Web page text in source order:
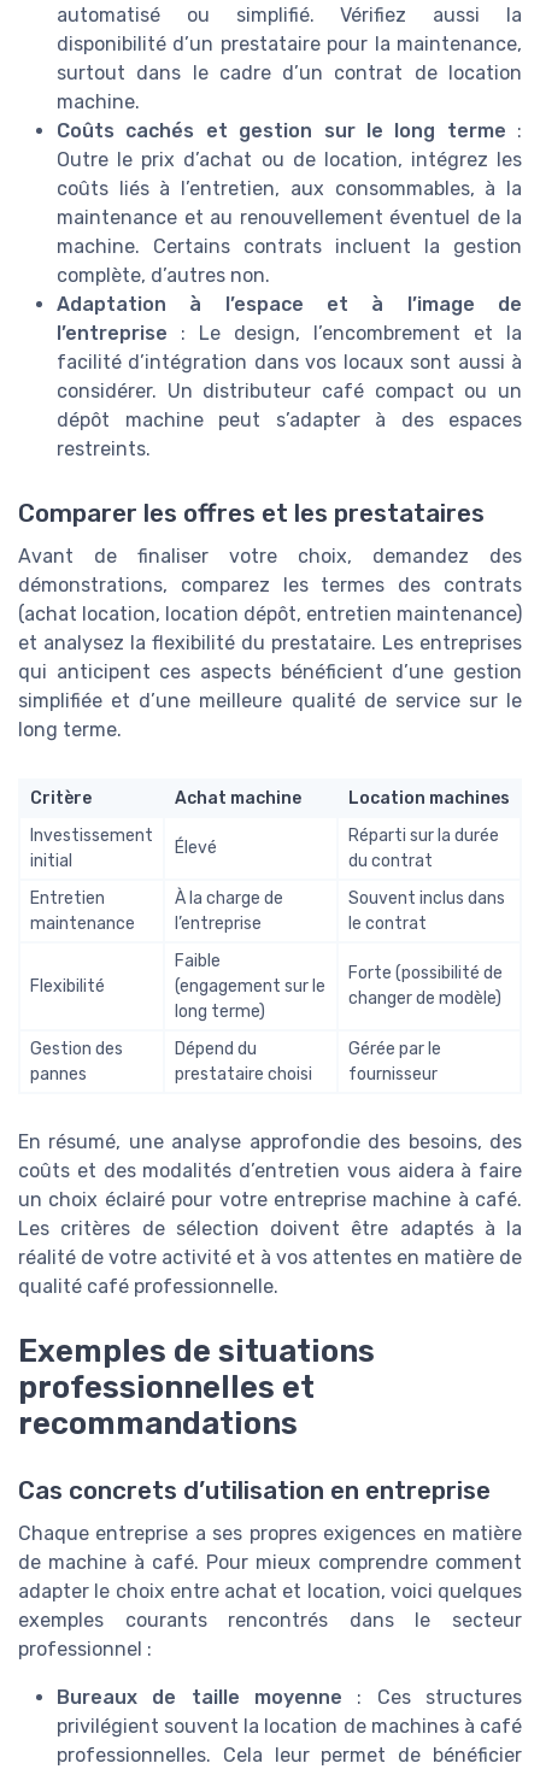
automatisé ou simplifié. Vérifiez aussi la
disponibilité d’un prestataire pour la maintenance,
surtout dans le cadre d’un contrat de location
machine.
Coûts cachés et gestion sur le long terme :
Outre le prix d’achat ou de location, intégrez les
coûts liés à l’entretien, aux consommables, à la
maintenance et au renouvellement éventuel de la
machine. Certains contrats incluent la gestion
complète, d’autres non.
Adaptation à l’espace et à l’image de
l’entreprise : Le design, l’encombrement et la
facilité d’intégration dans vos locaux sont aussi à
considérer. Un distributeur café compact ou un
dépôt machine peut s’adapter à des espaces
restreints.
Comparer les offres et les prestataires
Avant de finaliser votre choix, demandez des
démonstrations, comparez les termes des contrats
(achat location, location dépôt, entretien maintenance)
et analysez la flexibilité du prestataire. Les entreprises
qui anticipent ces aspects bénéficient d’une gestion
simplifiée et d’une meilleure qualité de service sur le
long terme.
Critère Achat machine
Location machines
Investissement
initial
Élevé
Réparti sur la durée
du contrat
Entretien
maintenance
À la charge de
l’entreprise
Souvent inclus dans
le contrat
Flexibilité
Faible
(engagement sur le
long terme)
Forte (possibilité de
changer de modèle)
Gestion des
pannes
Dépend du
prestataire choisi
Gérée par le
fournisseur
En résumé, une analyse approfondie des besoins, des
coûts et des modalités d’entretien vous aidera à faire
un choix éclairé pour votre entreprise machine à café.
Les critères de sélection doivent être adaptés à la
réalité de votre activité et à vos attentes en matière de
qualité café professionnelle.
Exemples de situations
professionnelles et
recommandations
Cas concrets d’utilisation en entreprise
Chaque entreprise a ses propres exigences en matière
de machine à café. Pour mieux comprendre comment
adapter le choix entre achat et location, voici quelques
exemples courants rencontrés dans le secteur
professionnel :
Bureaux de taille moyenne : Ces structures
privilégient souvent la location de machines à café
professionnelles. Cela leur permet de bénéficier